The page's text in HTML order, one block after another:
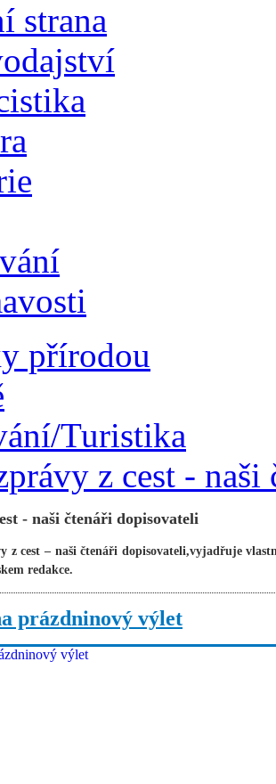
strana
přírodou
Turistika
z cest -
- naši čtenáři dopisovateli
z cest – naši čtenáři dopisovateli,vyjadřuje
redakce.
prázdninový výlet